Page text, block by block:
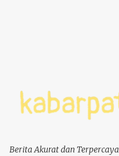
Berita Akurat dan Terpercaya